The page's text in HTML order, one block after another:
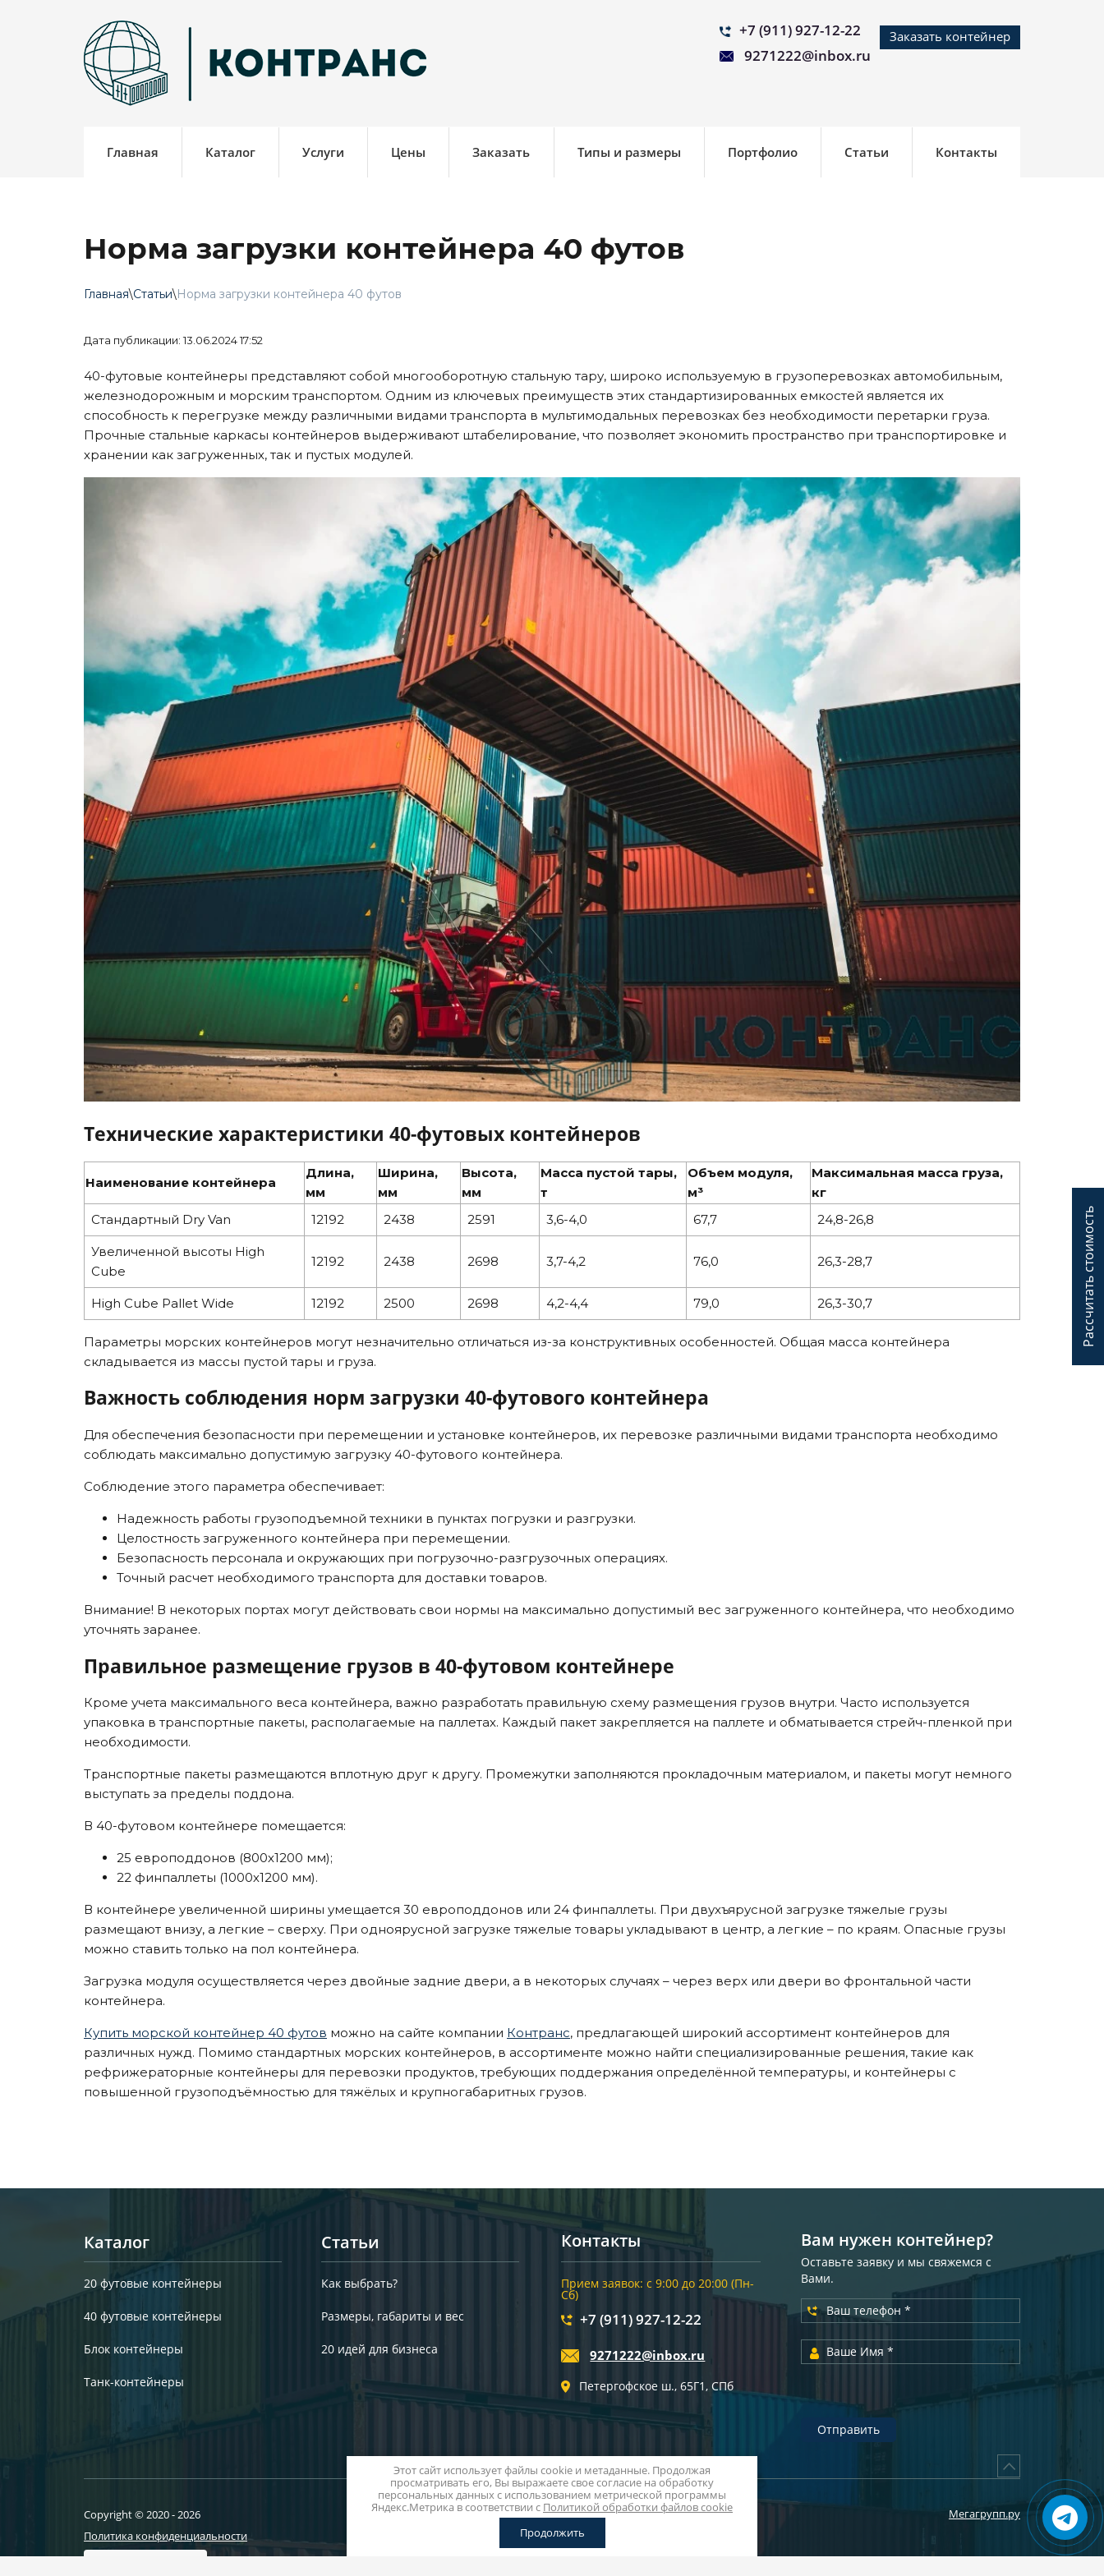
Рассчитать стоимость
+7 (911) 927-12-22
9271222@inbox.ru
Заказать контейнер
Главная Каталог Услуги Цены Заказать Типы и размеры Портфолио Статьи Контакты
Норма загрузки контейнера 40 футов
Главная\Статьи\Норма загрузки контейнера 40 футов
Дата публикации: 13.06.2024 17:52
40-футовые контейнеры представляют собой многооборотную стальную тару, широко используемую в грузоперевозках автомобильным,
железнодорожным и морским транспортом. Одним из ключевых преимуществ этих стандартизированных емкостей является их
способность к перегрузке между различными видами транспорта в мультимодальных перевозках без необходимости перетарки груза.
Прочные стальные каркасы контейнеров выдерживают штабелирование, что позволяет экономить пространство при транспортировке и
хранении как загруженных, так и пустых модулей.
Технические характеристики 40-футовых контейнеров
Наименование контейнера
Длина,
мм
Ширина,
мм
Высота,
мм
Масса пустой тары,
т
Объем модуля,
м³
Максимальная масса груза,
кг
Стандартный Dry Van
12192 2438 2591 3,6-4,0 67,7 24,8-26,8
Увеличенной высоты High
Cube
12192 2438 2698 3,7-4,2 76,0 26,3-28,7
High Cube Pallet Wide 12192 2500 2698 4,2-4,4 79,0 26,3-30,7
Параметры морских контейнеров могут незначительно отличаться из-за конструктивных особенностей. Общая масса контейнера
складывается из массы пустой тары и груза.
Важность соблюдения норм загрузки 40-футового контейнера
Для обеспечения безопасности при перемещении и установке контейнеров, их перевозке различными видами транспорта необходимо
соблюдать максимально допустимую загрузку 40-футового контейнера.
Соблюдение этого параметра обеспечивает:
Надежность работы грузоподъемной техники в пунктах погрузки и разгрузки.
Целостность загруженного контейнера при перемещении.
Безопасность персонала и окружающих при погрузочно-разгрузочных операциях.
Точный расчет необходимого транспорта для доставки товаров.
Внимание! В некоторых портах могут действовать свои нормы на максимально допустимый вес загруженного контейнера, что необходимо
уточнять заранее.
Правильное размещение грузов в 40-футовом контейнере
Кроме учета максимального веса контейнера, важно разработать правильную схему размещения грузов внутри. Часто используется
упаковка в транспортные пакеты, располагаемые на паллетах. Каждый пакет закрепляется на паллете и обматывается стрейч-пленкой при
необходимости.
Транспортные пакеты размещаются вплотную друг к другу. Промежутки заполняются прокладочным материалом, и пакеты могут немного
выступать за пределы поддона.
В 40-футовом контейнере помещается:
25 европоддонов (800х1200 мм);
22 финпаллеты (1000х1200 мм).
В контейнере увеличенной ширины умещается 30 европоддонов или 24 финпаллеты. При двухъярусной загрузке тяжелые грузы
размещают внизу, а легкие – сверху. При одноярусной загрузке тяжелые товары укладывают в центр, а легкие – по краям. Опасные грузы
можно ставить только на пол контейнера.
Загрузка модуля осуществляется через двойные задние двери, а в некоторых случаях – через верх или двери во фронтальной части
контейнера.
Купить морской контейнер 40 футов можно на сайте компании Контранс, предлагающей широкий ассортимент контейнеров для
различных нужд. Помимо стандартных морских контейнеров, в ассортименте можно найти специализированные решения, такие как
рефрижераторные контейнеры для перевозки продуктов, требующих поддержания определённой температуры, и контейнеры с
повышенной грузоподъёмностью для тяжёлых и крупногабаритных грузов.
Каталог
20 футовые контейнеры
40 футовые контейнеры
Блок контейнеры
Танк-контейнеры
Статьи
Как выбрать?
Размеры, габариты и вес
20 идей для бизнеса
Контакты
Прием заявок: с 9:00 до 20:00 (Пн-
Сб)
+7 (911) 927-12-22
9271222@inbox.ru
Петергофское ш., 65Г1, СПб
Вам нужен контейнер?
Оставьте заявку и мы свяжемся с
Вами.
Отправить
Copyright © 2020 - 2026
Политика конфиденциальности
Мегагрупп.ру
Этот сайт использует файлы cookie и метаданные. Продолжая
просматривать его, Вы выражаете свое согласие на обработку
персональных данных с использованием метрической программы
Яндекс.Метрика в соответствии с Политикой обработки файлов cookie
Продолжить